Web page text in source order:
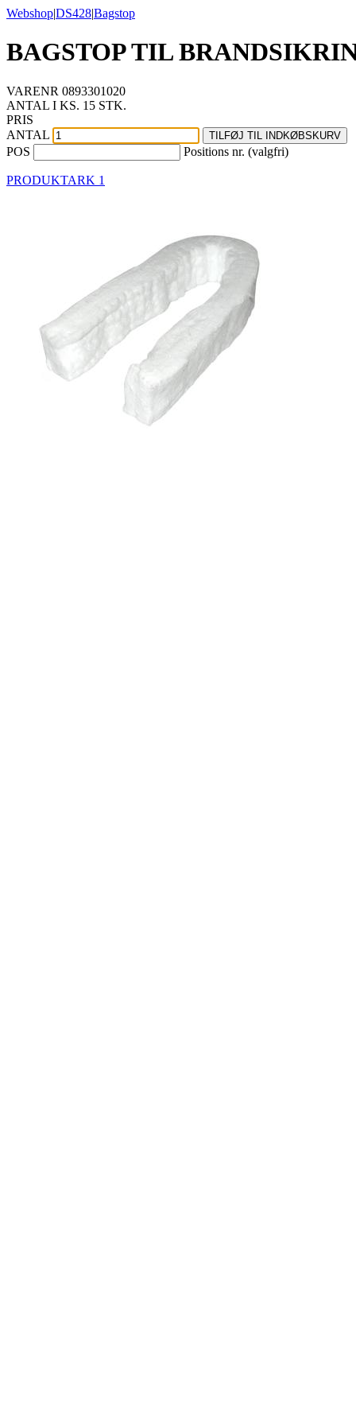
Webshop|DS428|Bagstop
BAGSTOP TIL
VARENR 0893301020
ANTAL I KS. 15 STK.
PRIS
ANTAL
TILFØJ TIL INDKØBSKURV
POS Positions nr. (valgfri)
PRODUKTARK 1